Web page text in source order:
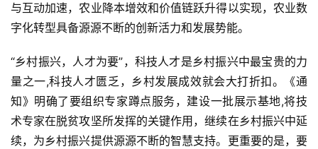
与互动加速，农业降本增效和价值链跃升得以实现，农业数
字化转型具备源源不断的创新活力和发展势能。
“乡村振兴，人才为要”，科技人才是乡村振兴中最宝贵的力
量之一,科技人才匮乏，乡村发展成效就会大打折扣。《通
知》明确了要组织专家蹲点服务，建设一批展示基地,将技
术专家在脱贫攻坚所发挥的关键作用，继续在乡村振兴中延
续，为乡村振兴提供源源不断的智慧支持。更重要的是，要